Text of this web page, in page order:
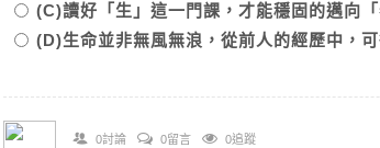
(C)讀好「生」這一門課，才能穩固的邁向
(D)生命並非無風無浪，從前人的經歷中，
0討論 0留言 0追蹤